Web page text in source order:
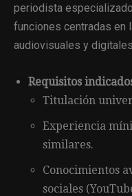
periodista
funciones centradas en
audiovisuales y digitales.
Requisitos
Titulación
Experiencia
similares.
Conocimientos
sociales